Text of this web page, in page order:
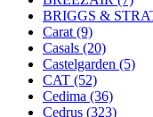
BRIGGS &
Carat (9)
Casals (20)
Castelgarden (5)
CAT (52)
Cedima (36)
Cedrus (323)